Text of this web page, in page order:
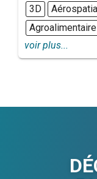
3D
Agroalimentaire
voir plus...